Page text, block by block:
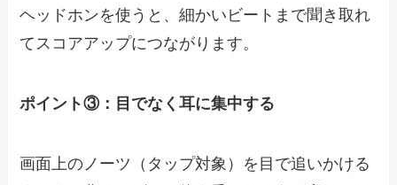
ヘッドホンを使うと、細かいビートまで聞き取れ
てスコアアップにつながります。
ポイント③：目でなく耳に集中する
画面上のノーツ（タップ対象）を目で追いかける